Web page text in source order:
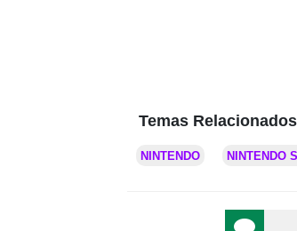
Temas
NINTENDO NINTENDO